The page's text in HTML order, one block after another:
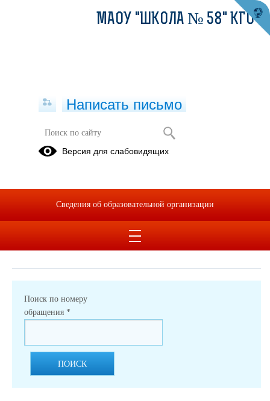
Обращения граждан
режиме при подаче обращения через электронную форму. Номер
обращения отправляется на электронный адрес, который вы
указывали при подаче обращения в электронной форме.
Поиск по номеру
обращения *
ПОИСК
МАОУ "ШКОЛА № 58" КГО
Написать письмо
Версия для слабовидящих
Сведения об образовательной организации